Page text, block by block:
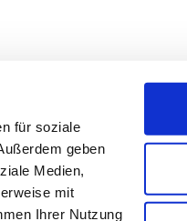
für soziale
geben
Medien,
mit
Ihrer Nutzung
Karriere